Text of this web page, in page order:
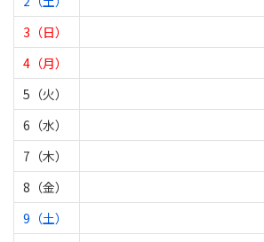
3（日）
4（月）
5（火）
6（水）
7（木）
8（金）
9（土）